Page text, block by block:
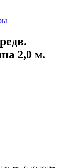
2,0 м.